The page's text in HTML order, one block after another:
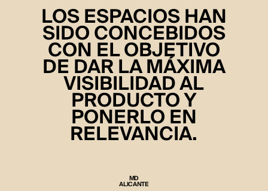
LOS ESPACIOS HAN
SIDO CONCEBIDOS
CON EL OBJETIVO
DE DAR LA MÁXIMA
VISIBILIDAD AL
PRODUCTO Y
PONERLO EN
RELEVANCIA.
MD
ALICANTE